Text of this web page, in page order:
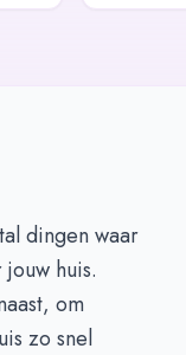
dingen waar
huis.
om
zo snel